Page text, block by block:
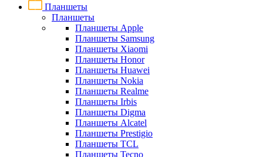
Планшеты
Планшеты
Планшеты Apple
Планшеты Samsung
Планшеты Xiaomi
Планшеты Honor
Планшеты Huawei
Планшеты Nokia
Планшеты Realme
Планшеты Irbis
Планшеты Digma
Планшеты Alcatel
Планшеты Prestigio
Планшеты TCL
Планшеты Tecno